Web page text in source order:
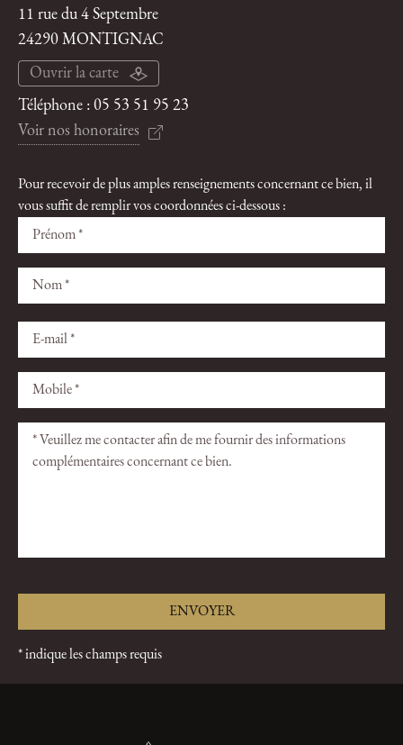
11 rue du 4 Septembre
24290 MONTIGNAC
Ouvrir la carte
Téléphone : 05 53 51 95 23
Voir nos honoraires
Pour recevoir de plus amples renseignements concernant ce bien, il
vous suffit de remplir vos coordonnées ci-dessous :
Veuillez
ce
champ
Veuillez
ce
champ
* indique les champs requis